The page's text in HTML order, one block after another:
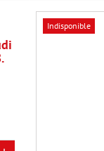
Indisponible